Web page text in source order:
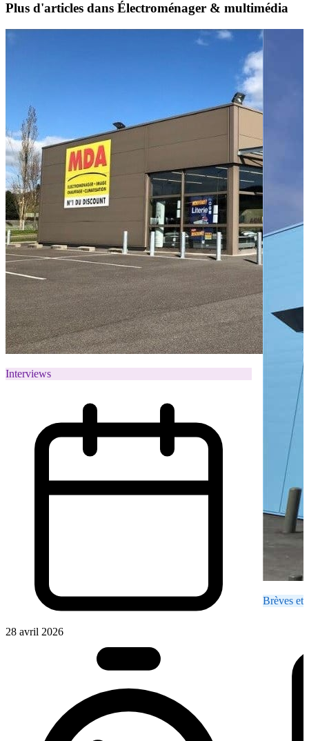
Plus d'articles dans Électroménager & multimédia
Interviews
28 avril 2026
Brèves et